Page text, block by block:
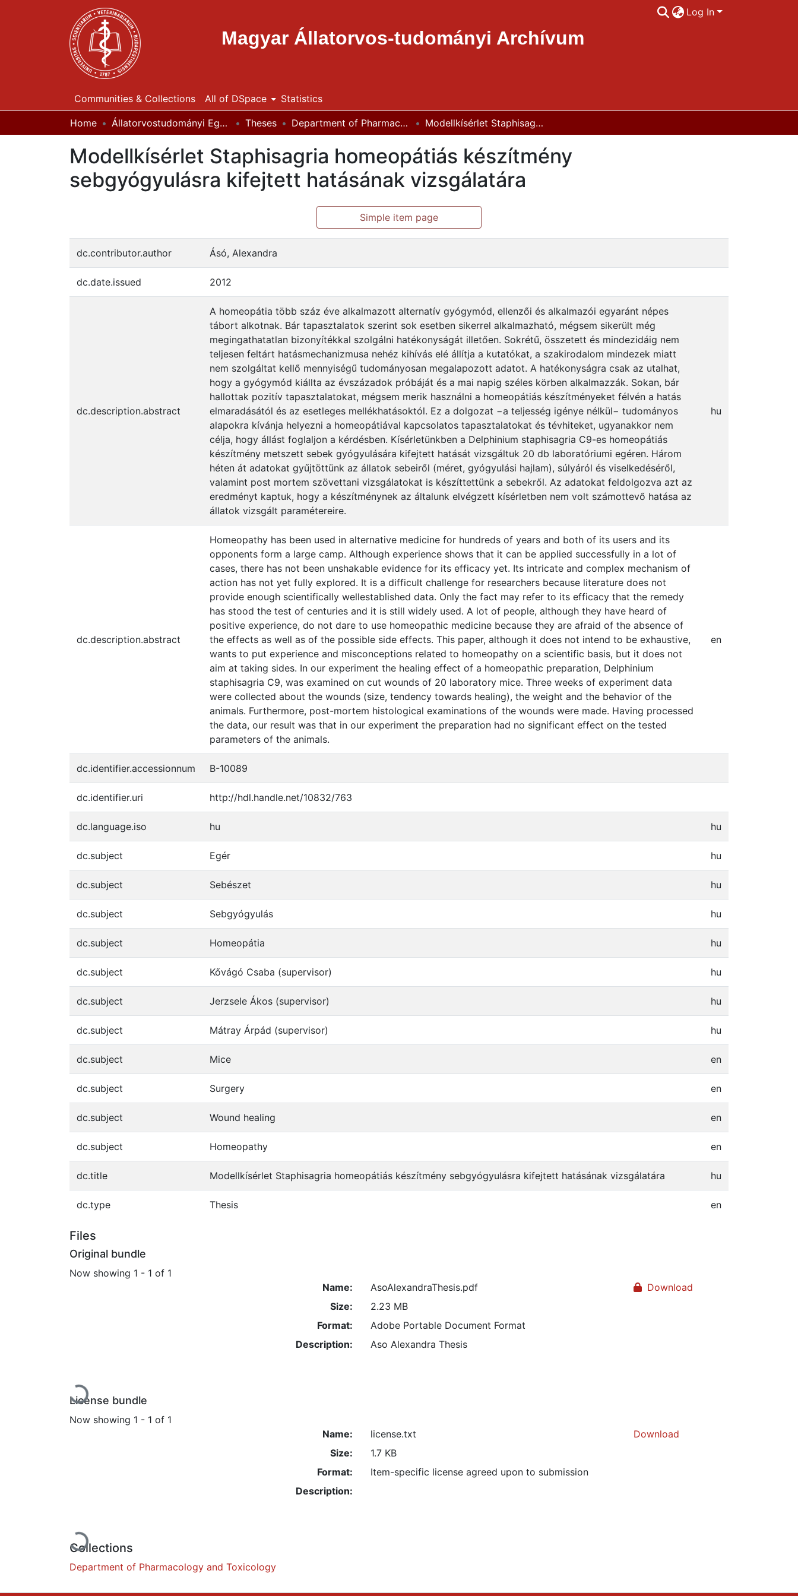
Magyar Állatorvos-tudományi Archívum
Log In
Communities & Collections All of DSpace Statistics
Home Állatorvostudományi Egyetem / University of Veterinary Medicine Budapest Theses Department of Pharmacology and Toxicology Modellkísérlet Staphisagria homeopátiás készítmény sebgyógyulásra kifejtett hatásának vizsgálatára
Modellkísérlet Staphisagria homeopátiás készítmény
sebgyógyulásra kifejtett hatásának vizsgálatára
Simple item page
dc.contributor.author Ásó, Alexandra
dc.date.issued 2012
dc.description.abstract
A homeopátia több száz éve alkalmazott alternatív gyógymód, ellenzői és alkalmazói egyaránt népes
tábort alkotnak. Bár tapasztalatok szerint sok esetben sikerrel alkalmazható, mégsem sikerült még
megingathatatlan bizonyítékkal szolgálni hatékonyságát illetően. Sokrétű, összetett és mindezidáig nem
teljesen feltárt hatásmechanizmusa nehéz kihívás elé állítja a kutatókat, a szakirodalom mindezek miatt
nem szolgáltat kellő mennyiségű tudományosan megalapozott adatot. A hatékonyságra csak az utalhat,
hogy a gyógymód kiállta az évszázadok próbáját és a mai napig széles körben alkalmazzák. Sokan, bár
hallottak pozitív tapasztalatokat, mégsem merik használni a homeopátiás készítményeket félvén a hatás
elmaradásától és az esetleges mellékhatásoktól. Ez a dolgozat −a teljesség igénye nélkül− tudományos
alapokra kívánja helyezni a homeopátiával kapcsolatos tapasztalatokat és tévhiteket, ugyanakkor nem
célja, hogy állást foglaljon a kérdésben. Kísérletünkben a Delphinium staphisagria C9-es homeopátiás
készítmény metszett sebek gyógyulására kifejtett hatását vizsgáltuk 20 db laboratóriumi egéren. Három
héten át adatokat gyűjtöttünk az állatok sebeiről (méret, gyógyulási hajlam), súlyáról és viselkedéséről,
valamint post mortem szövettani vizsgálatokat is készíttettünk a sebekről. Az adatokat feldolgozva azt az
eredményt kaptuk, hogy a készítménynek az általunk elvégzett kísérletben nem volt számottevő hatása az
állatok vizsgált paramétereire.
hu
dc.description.abstract
Homeopathy has been used in alternative medicine for hundreds of years and both of its users and its
opponents form a large camp. Although experience shows that it can be applied successfully in a lot of
cases, there has not been unshakable evidence for its efficacy yet. Its intricate and complex mechanism of
action has not yet fully explored. It is a difficult challenge for researchers because literature does not
provide enough scientifically wellestablished data. Only the fact may refer to its efficacy that the remedy
has stood the test of centuries and it is still widely used. A lot of people, although they have heard of
positive experience, do not dare to use homeopathic medicine because they are afraid of the absence of
the effects as well as of the possible side effects. This paper, although it does not intend to be exhaustive,
wants to put experience and misconceptions related to homeopathy on a scientific basis, but it does not
aim at taking sides. In our experiment the healing effect of a homeopathic preparation, Delphinium
staphisagria C9, was examined on cut wounds of 20 laboratory mice. Three weeks of experiment data
were collected about the wounds (size, tendency towards healing), the weight and the behavior of the
animals. Furthermore, post-mortem histological examinations of the wounds were made. Having processed
the data, our result was that in our experiment the preparation had no significant effect on the tested
parameters of the animals.
en
dc.identifier.accessionnum B-10089
dc.identifier.uri http://hdl.handle.net/10832/763
dc.language.iso hu hu
dc.subject Egér hu
dc.subject Sebészet hu
dc.subject Sebgyógyulás hu
dc.subject Homeopátia hu
dc.subject Kővágó Csaba (supervisor) hu
dc.subject Jerzsele Ákos (supervisor) hu
dc.subject Mátray Árpád (supervisor) hu
dc.subject Mice en
dc.subject Surgery en
dc.subject Wound healing en
dc.subject Homeopathy en
dc.title Modellkísérlet Staphisagria homeopátiás készítmény sebgyógyulásra kifejtett hatásának vizsgálatára hu
dc.type Thesis en
Files
Original bundle
Now showing 1 - 1 of 1
Loading...
Name:
AsoAlexandraThesis.pdf
Size:
2.23 MB
Format:
Adobe Portable Document Format
Description:
Aso Alexandra Thesis
Download
License bundle
Now showing 1 - 1 of 1
Loading...
Name:
license.txt
Size:
1.7 KB
Format:
Item-specific license agreed upon to submission
Description:
Download
Collections
Department of Pharmacology and Toxicology